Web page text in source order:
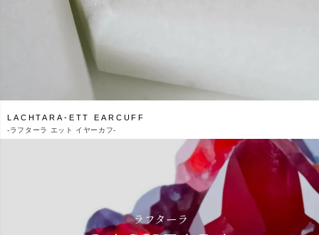
LACHTARA-ETT EARCUFF
-ラフターラ エット イヤーカフ-